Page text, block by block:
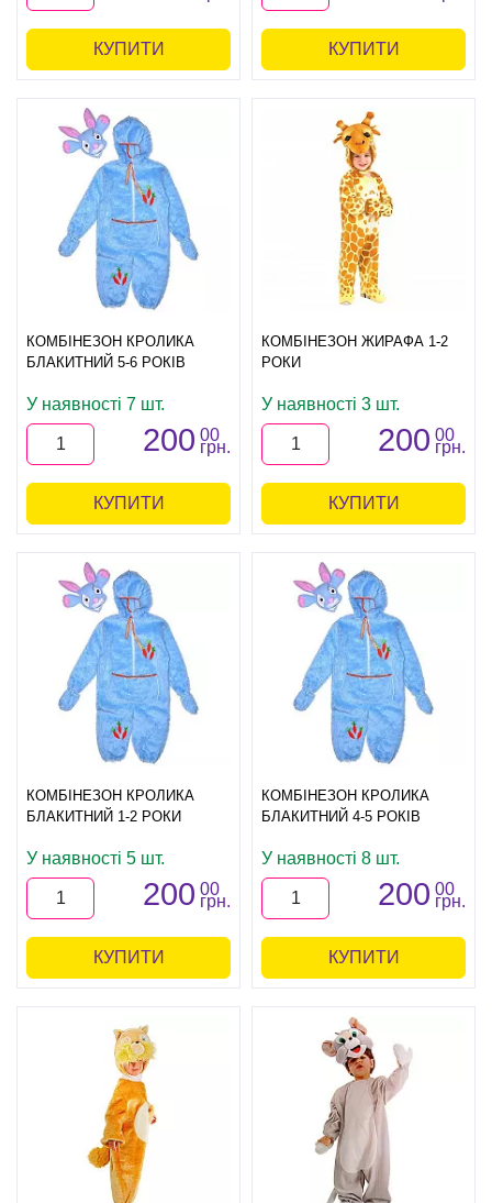
КУПИТИ КУПИТИ
КОМБІНЕЗОН КРОЛИКА
БЛАКИТНИЙ 5-6 РОКІВ
У наявності 7 шт.
200 00
грн.
КУПИТИ
КОМБІНЕЗОН ЖИРАФА 1-2
РОКИ
У наявності 3 шт.
200 00
грн.
КУПИТИ
КОМБІНЕЗОН КРОЛИКА
БЛАКИТНИЙ 1-2 РОКИ
У наявності 5 шт.
200 00
грн.
КУПИТИ
КОМБІНЕЗОН КРОЛИКА
БЛАКИТНИЙ 4-5 РОКІВ
У наявності 8 шт.
200 00
грн.
КУПИТИ